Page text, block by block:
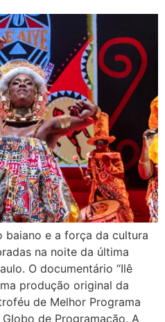
baiano e a força da cultura
na noite da última
O documentário “Ilê
produção original da
de Melhor Programa
de Programação. A